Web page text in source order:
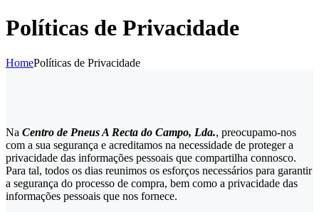
Políticas de Privacidade
HomePolíticas de Privacidade
Na Centro de Pneus A Recta do Campo, Lda., preocupamo-nos
com a sua segurança e acreditamos na necessidade de proteger a
privacidade das informações pessoais que compartilha connosco.
Para tal, todos os dias reunimos os esforços necessários para garantir
a segurança do processo de compra, bem como a privacidade das
informações pessoais que nos fornece.